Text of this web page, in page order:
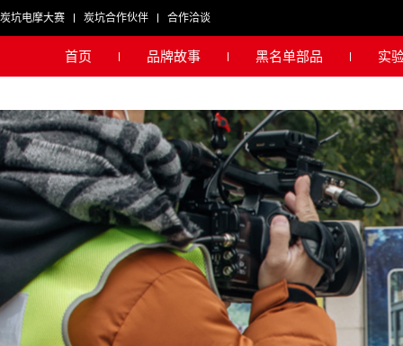
炭坑电摩大赛 炭坑合作伙伴 合作洽谈
实
黑名单部品
品牌故事
首页